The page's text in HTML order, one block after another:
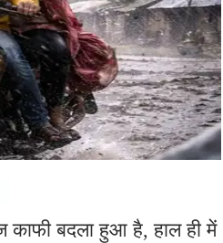
काफी बदला हुआ है, हाल ही में